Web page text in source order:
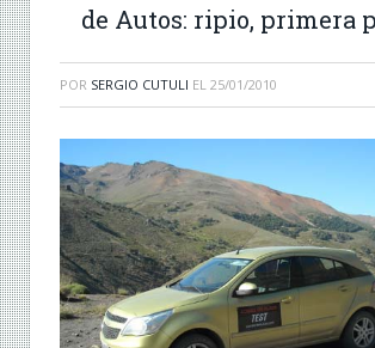
de Autos: ripio, primera
POR SERGIO CUTULI EL 25/01/2010